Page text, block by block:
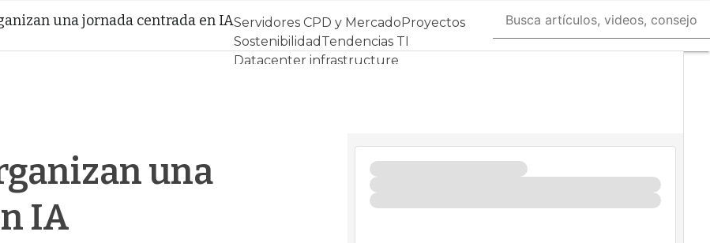
una jornada centrada en IAServidores CPD y MercadoProyectos
Sostenibilidad Tendencias TI
Datacenter infrastructure
una
IA